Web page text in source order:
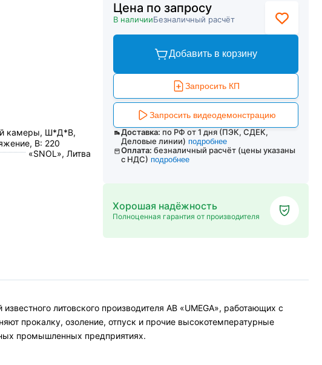
камеры, Ш*Д*В,
В: 220
«SNOL», Литва
Цена по запросу
В наличииБезналичный расчёт
Добавить в корзину
Запросить КП
Запросить видеодемонстрацию
Доставка: по РФ от 1 дня (ПЭК, СДЕК,
Деловые линии) подробнее
Оплата: безналичный расчёт (цены указаны
с НДС) подробнее
Хорошая надёжность
Полноценная гарантия от производителя
литовского производителя АВ «UMEGA», работающих с
прокалку, озоление, отпуск и прочие высокотемпературные
промышленных предприятиях.